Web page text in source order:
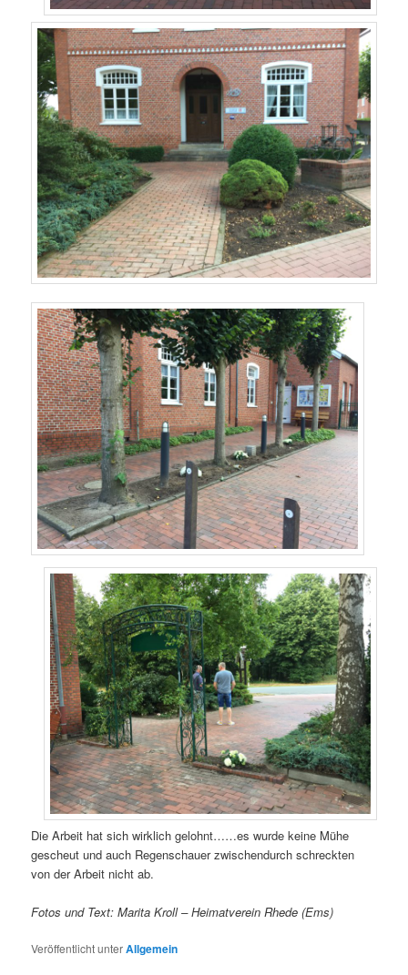
Die Arbeit hat sich wirklich gelohnt……es wurde keine Mühe
gescheut und auch Regenschauer zwischendurch schreckten
von der Arbeit nicht ab.
Fotos und Text: Marita Kroll – Heimatverein Rhede (Ems)
Veröffentlicht unterAllgemein